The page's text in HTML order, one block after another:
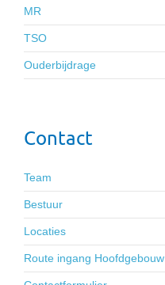
MR
TSO
Ouderbijdrage
Contact
Team
Bestuur
Locaties
Route ingang Hoofdgebouw